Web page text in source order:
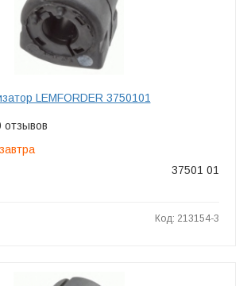
LEMFORDER 3750101
отзывов
37501 01
Код: 213154-3